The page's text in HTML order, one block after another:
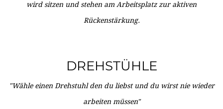
wird sitzen und stehen am Arbeitsplatz zur aktiven
Rückenstärkung.
DREHSTÜHLE
"Wähle einen Drehstuhl den du liebst und du wirst nie wieder
arbeiten müssen"